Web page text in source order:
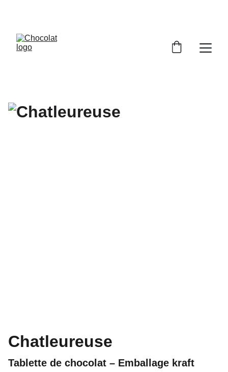
Chatleureuse
Tablette de chocolat – Emballage kraft